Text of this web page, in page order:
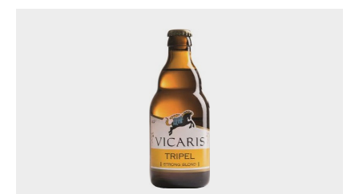
alcohol, maar zorgen ze wel voor aromatische esters en
een rijke geur- en smaaksensatie.